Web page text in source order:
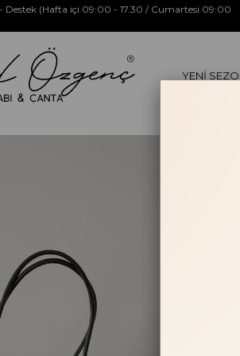
Destek (Hafta içi 09:00 - 17.30 / Cumartesi 09:00
YENİ